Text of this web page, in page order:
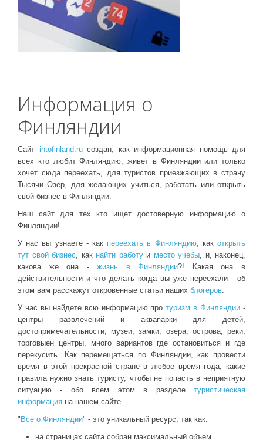
Информация о
Финляндии
Сайт intofinland.ruсоздан, как информационная помощь для
всех кто любит Финляндию, живет в Финляндии или только
хочет сюда переехать, для туристов приезжающих в страну
Тысячи Озер, для желающих учиться, работать или открыть
свой бизнес в Финляндии.
Наш сайт для тех кто ищет достоверную информацию о
Финляндии!
У нас вы узнаете - как переехать в Финляндию, какоткрыть
тут свой бизнес, как найти работуи место учебы, и, наконец,
какова же она -жизнь в Финляндии?! Какая она в
действительности и что делать когда вы уже переехали - об
этом вам расскажут откровенные статьи наших блогеров.
У нас вы найдете всю информацию протуризм в Финляндии -
центры развлечений и аквапарки для детей,
достопримечательности, музеи, замки, озера, острова, реки,
торговыен центры, много вариантов где остановиться и где
перекусить. Как перемещаться по Финляндии, как провести
время в этой прекрасной стране в любое время года, какие
правила нужно знать туристу, чтобы не попасть в неприятную
ситуацию - обо всем этом в разделе туристическая
информация на нашем сайте.
" Всё о Финляндии" - это уникальный ресурс, так как:
на страницах сайта собран максимальный объем